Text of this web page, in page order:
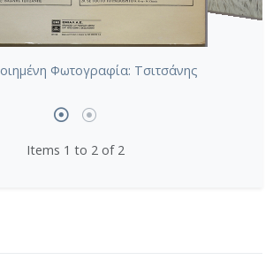
Φωτογραφία: Τσιτσάνης
Items 1 to 2 of 2